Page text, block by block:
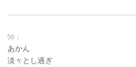
50：
あかん
淡々とし過ぎ